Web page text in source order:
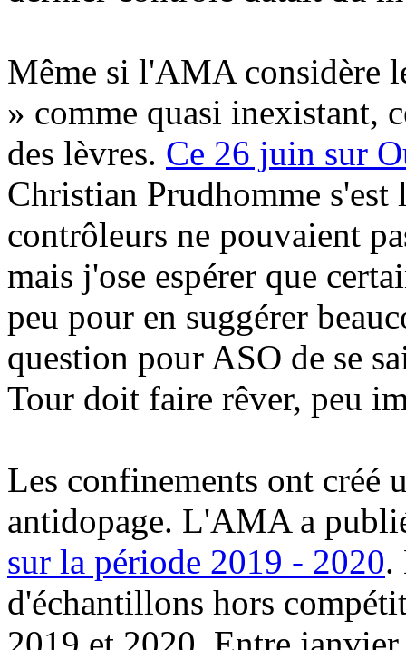
Même si l'AMA considère
» comme quasi inexistant,
des lèvres. Ce 26 juin sur
Christian Prudhomme
contrôleurs ne pouvaient
mais j'ose espérer que
peu pour en suggérer
question pour ASO de se
Tour doit faire rêver, peu
Les confinements ont créé
antidopage. L'AMA a
sur la période 2019 - 2020.
d'échantillons hors